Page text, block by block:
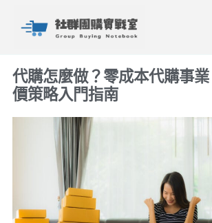
代購怎麼做？零成本代購事
價策略入門指南